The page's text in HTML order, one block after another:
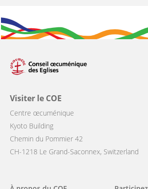
Visiter le COE
Centre œcuménique
Kyoto Building
Chemin du Pommier 42
CH-1218 Le Grand-Saconnex, Switzerland